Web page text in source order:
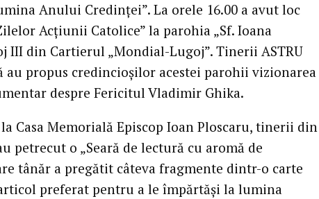
Anului Credinţei”. La orele 16.00 a avut loc
Acţiunii Catolice” la parohia „Sf. Ioana
III din Cartierul „Mondial-Lugoj”. Tinerii ASTRU
au propus credincioşilor acestei parohii vizionarea
despre Fericitul Vladimir Ghika.
la Casa Memorială Episcop Ioan Ploscaru, tinerii din
petrecut o „Seară de lectură cu aromă de
tânăr a pregătit câteva fragmente dintr-o carte
preferat pentru a le împărtăşi la lumina